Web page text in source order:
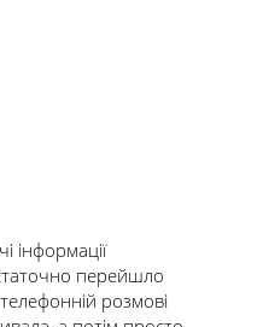
інформації
перейшло
розмові